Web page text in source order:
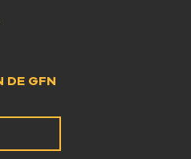
DE GFN